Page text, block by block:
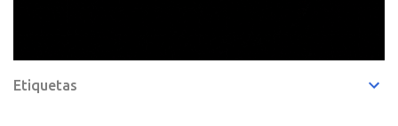
Etiquetas